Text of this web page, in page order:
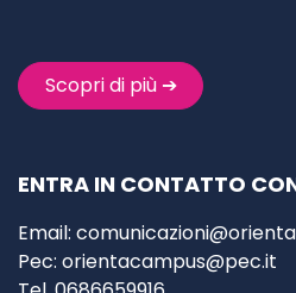
Scopri di più ➔
ENTRA IN CONTATTO
Email:
Pec: orientacampus@pec.it